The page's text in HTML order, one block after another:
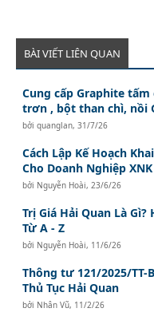
BÀI VIẾT LIÊN QUAN
Cung cấp Graphite
trơn , bột than chì, nồi
bởiquanglan,31/7/26
Cách Lập Kế Hoạch
Cho Doanh Nghiệp XNK
bởi Nguyễn Hoài,23/6/26
Trị Giá Hải Quan Là
Từ A - Z
bởi Nguyễn Hoài, 11/6/26
Thông tư 121/2025/TT-
Thủ Tục Hải Quan
bởi Nhân Vũ, 11/2/26